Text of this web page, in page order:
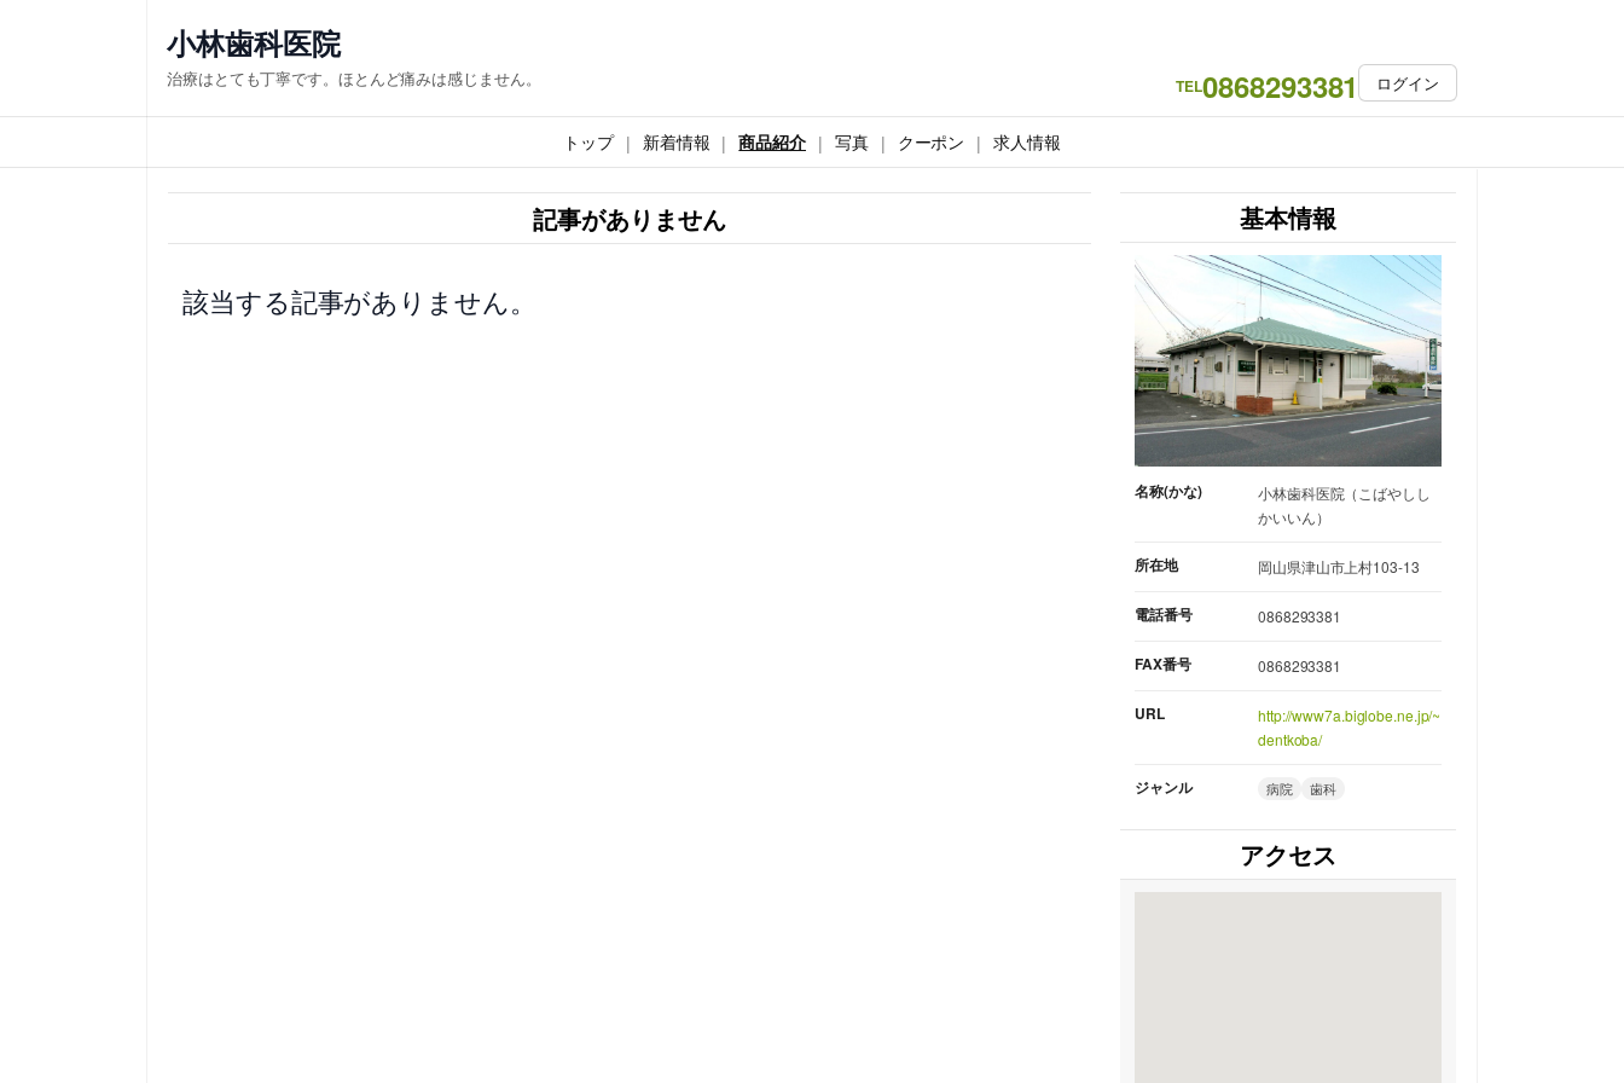
ス
キ
小林歯科医院
治療はとても丁寧です。ほとんど痛みは感じません。 TEL0868293381 ログイン
トップ 新着情報 商品紹介 写真 クーポン 求人情報
記事がありません
該当する記事がありません。
基本情報
名称(かな)
小林歯科医院（こばやしし
かいいん）
所在地 岡山県津山市上村103-13
電話番号 0868293381
FAX番号 0868293381
URL
http://www7a.biglobe.ne.jp/~
dentkoba/
ジャンル 病院 歯科
アクセス